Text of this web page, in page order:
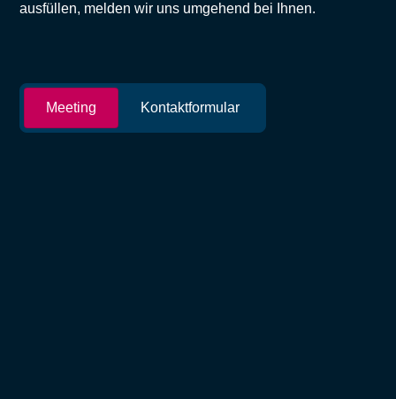
ausfüllen, melden wir uns umgehend bei Ihnen.
Meeting Kontaktformular